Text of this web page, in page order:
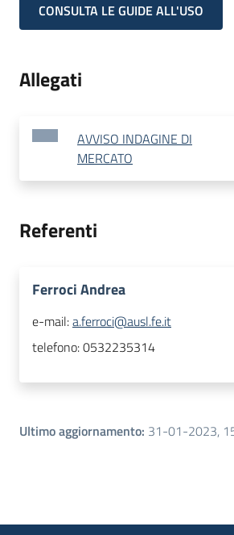
CONSULTA LE GUIDE ALL'USO
Allegati
AVVISO INDAGINE DI
MERCATO
Referenti
Ferroci Andrea
e-mail:a.ferroci@ausl.fe.it
telefono:0532235314
Ultimo aggiornamento: 31-01-2023,